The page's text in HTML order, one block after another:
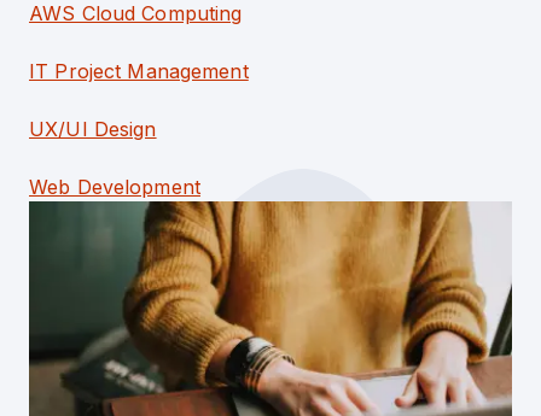
AWS Cloud Computing
IT Project Management
UX/UI Design
Web Development